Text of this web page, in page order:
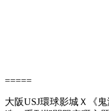
=====
大阪USJ環球影城Ｘ《